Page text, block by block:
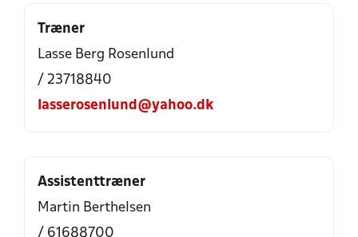
Træner
Lasse Berg Rosenlund
/ 23718840
lasserosenlund@yahoo.dk
Assistenttræner
Martin Berthelsen
/ 61688700